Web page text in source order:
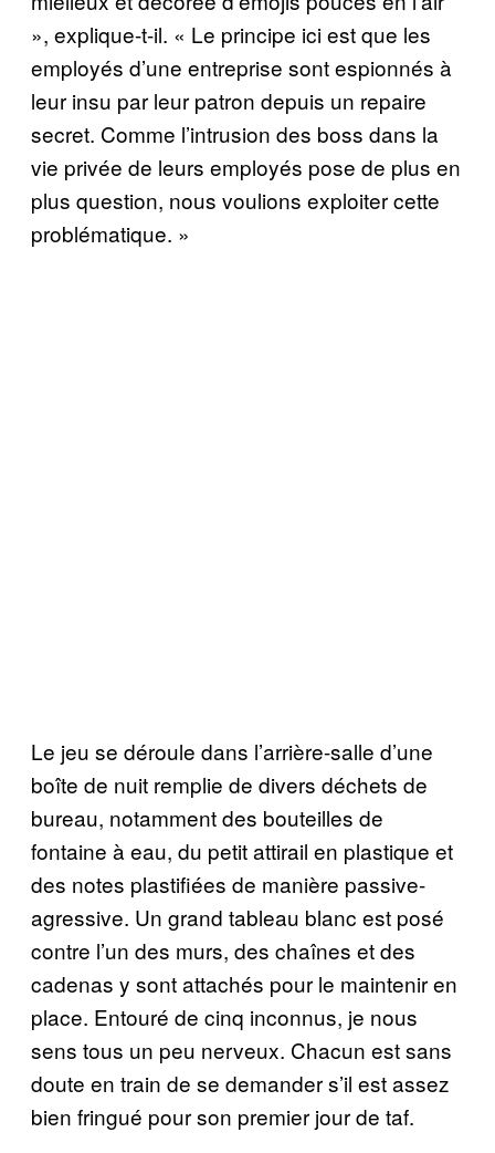
», explique-t-il. « Le principe ici est que les
employés d’une entreprise sont espionnés à
leur insu par leur patron depuis un repaire
secret. Comme l’intrusion des boss dans la
vie privée de leurs employés pose de plus en
plus question, nous voulions exploiter cette
problématique. »
Le jeu se déroule dans l’arrière-salle d’une
boîte de nuit remplie de divers déchets de
bureau, notamment des bouteilles de
fontaine à eau, du petit attirail en plastique et
des notes plastifiées de manière passive-
agressive. Un grand tableau blanc est posé
contre l’un des murs, des chaînes et des
cadenas y sont attachés pour le maintenir en
place. Entouré de cinq inconnus, je nous
sens tous un peu nerveux. Chacun est sans
doute en train de se demander s’il est assez
bien fringué pour son premier jour de taf.